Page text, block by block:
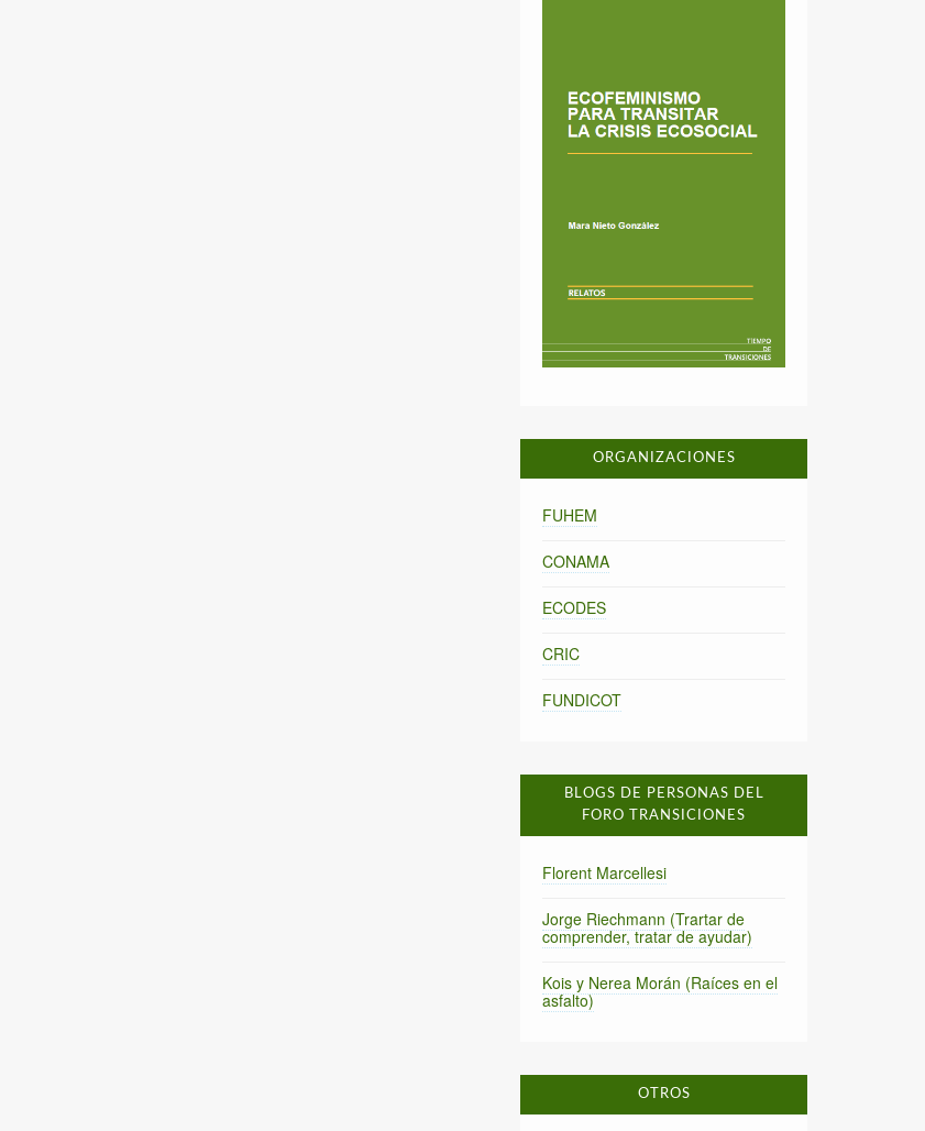
ORGANIZACIONES
FUHEM
CONAMA
ECODES
CRIC
FUNDICOT
BLOGS DE PERSONAS DEL
FORO TRANSICIONES
Florent Marcellesi
Jorge Riechmann (Trartar de
comprender, tratar de ayudar)
Kois y Nerea Morán (Raíces en el
asfalto)
OTROS